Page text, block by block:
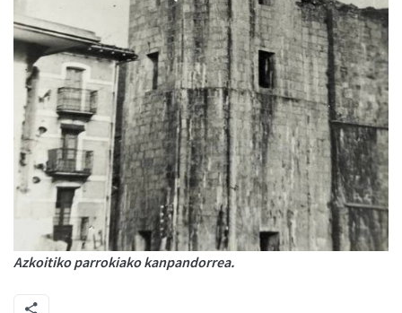
Azkoitiko parrokiako kanpandorrea.